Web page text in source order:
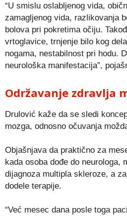
“U smislu oslabljenog vida,
zamagljenog vida, razlikovanja
bolova pri pokretima očiju.
vrtoglavice, trnjenje bilo kog
nogama, nestabilnost pri hodu.
neurološka manifestacija”,
Održavanje zdravlja
Drulović kaže da se sledi
mozga, odnosno očuvanja
Objašnjava da praktično za
kada osoba dođe do neurologa,
dijagnoza multipla skleroze, a
dodele terapije.
“Već mesec dana posle toga